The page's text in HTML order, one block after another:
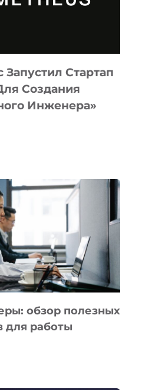
Стартап
Создания
Инженера»
обзор полезных
для работы